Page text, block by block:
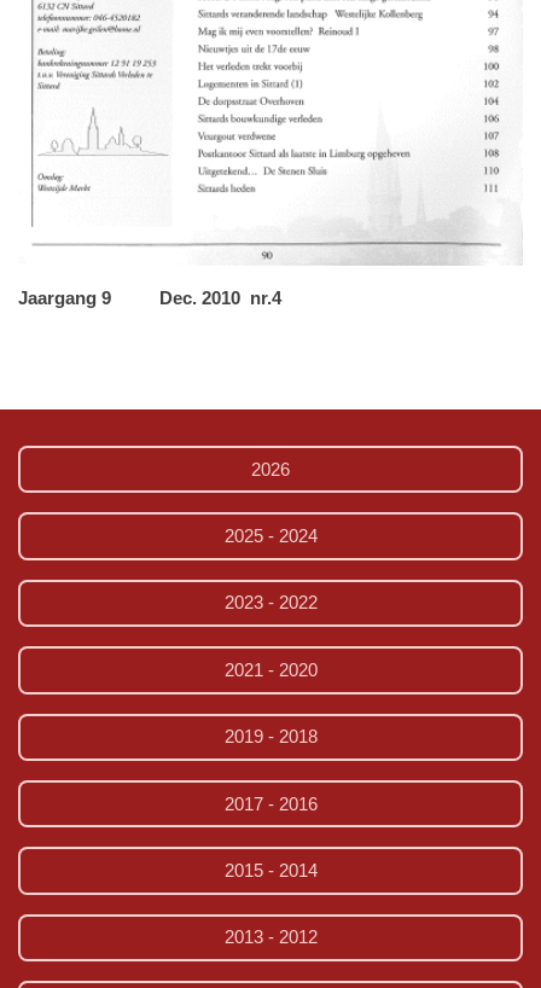
Jaargang 9 Dec. 2010 nr.4
2026
2025 - 2024
2023 - 2022
2021 - 2020
2019 - 2018
2017 - 2016
2015 - 2014
2013 - 2012